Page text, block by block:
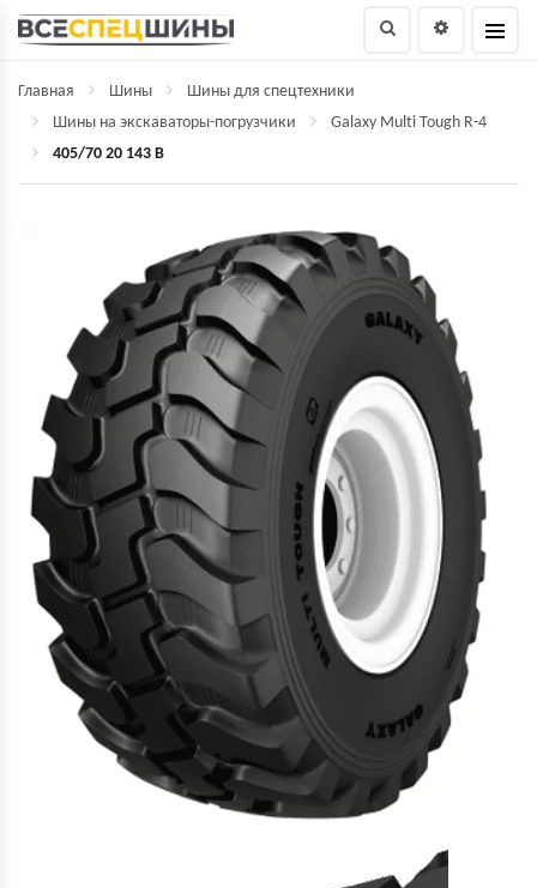
Главная Шины
Шины для спецтехники
Шины на экскаваторы-погрузчики
Galaxy Multi Tough R-4
405/70 20 143 B